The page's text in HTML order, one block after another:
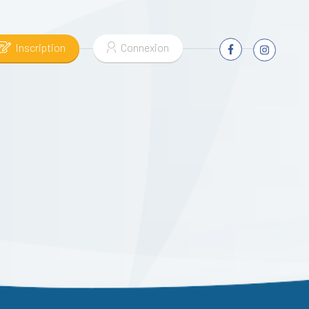
Inscription Connexion